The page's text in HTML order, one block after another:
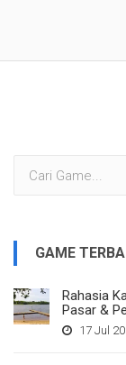
GAME
Rahasia
Pasar &
17 Jul